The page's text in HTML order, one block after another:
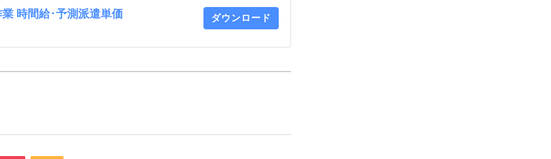
時間給･予測派遣単価 ダウンロード